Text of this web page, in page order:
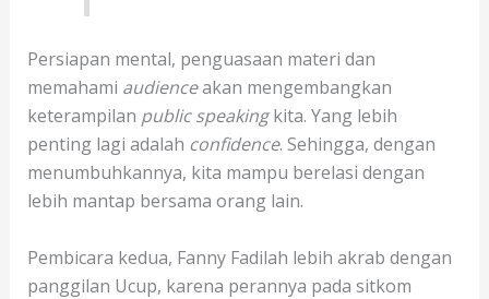
Persiapan mental, penguasaan materi dan
memahami audienceakan mengembangkan
keterampilan public speakingkita. Yang lebih
penting lagi adalah confidence. Sehingga, dengan
menumbuhkannya, kita mampu berelasi dengan
lebih mantap bersama orang lain.
Pembicara kedua, Fanny Fadilah lebih akrab dengan
panggilan Ucup, karena perannya pada sitkom